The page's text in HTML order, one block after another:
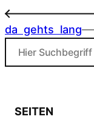
←
da gehts lang
SEITEN